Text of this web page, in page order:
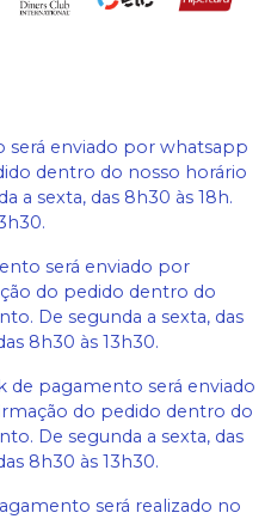
será enviado por whatsapp
dentro do nosso horário
a sexta, das 8h30 às 18h.
será enviado por
do pedido dentro do
De segunda a sexta, das
8h30 às 13h30.
de pagamento será enviado
do pedido dentro do
De segunda a sexta, das
8h30 às 13h30.
será realizado no